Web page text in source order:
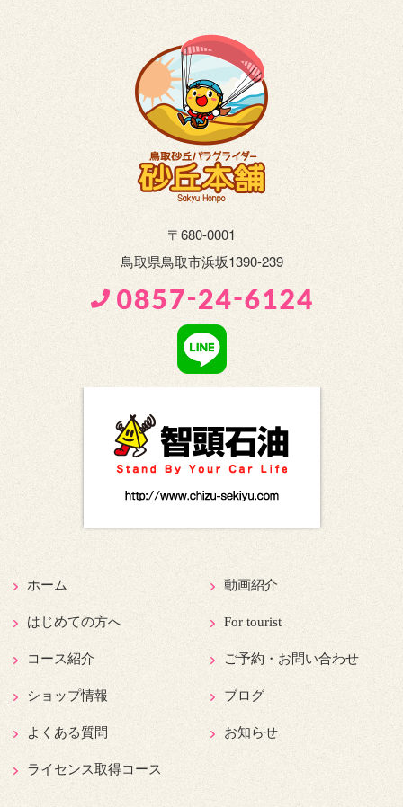
〒680-0001
鳥取県鳥取市浜坂1390-239
ホーム
はじめての方へ
コース紹介
ショップ情報
よくある質問
ライセンス取得コース
動画紹介
For tourist
ご予約・お問い合わせ
ブログ
お知らせ